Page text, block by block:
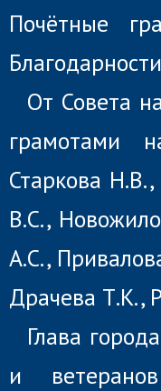
Почётные
От Совета
грамотами
Старкова
В.С.,
А.С.,
Драчева Т.К.,
Глава
и